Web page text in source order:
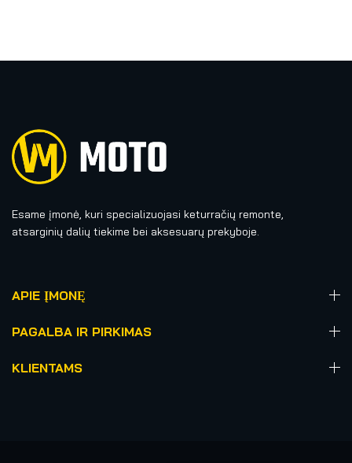
Esame įmonė, kuri specializuojasi keturračių remonte,
atsarginių dalių tiekime bei aksesuarų prekyboje.
APIE ĮMONĘ
PAGALBA IR PIRKIMAS
KLIENTAMS